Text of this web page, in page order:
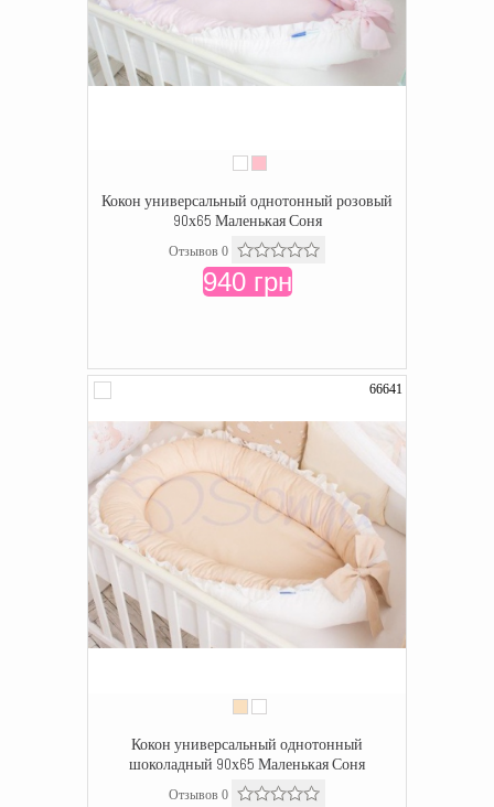
Кокон универсальный однотонный розовый
90х65 Маленькая Соня
Отзывов 0
940 грн
66641
Кокон универсальный однотонный
шоколадный 90х65 Маленькая Соня
Отзывов 0